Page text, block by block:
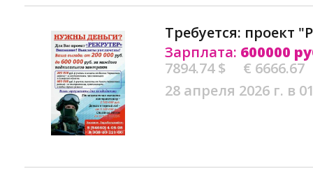
Требуется: проект
Зарплата: 600000
7894.74 $
€ 6666.67
28 апреля 2026 г. в